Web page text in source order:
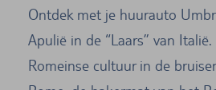
Ontdek met je huurauto
Apulië in de “Laars” van
Romeinse cultuur in de